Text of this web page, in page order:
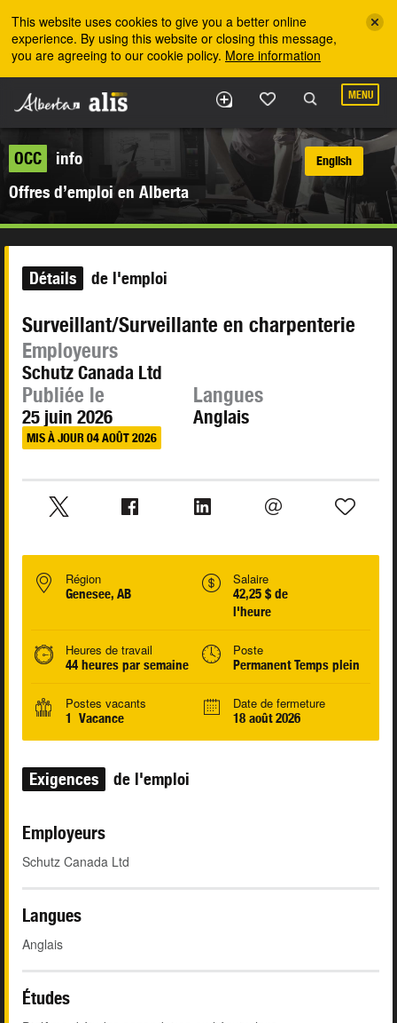
This website uses cookies to give you a better online
experience. By using this website or closing this message,
you are agreeing to our cookie policy. More information
MENU
OCC
info
Offres d’emploi en Alberta
English
Détails de l'emploi
Surveillant/Surveillante en charpenterie
Employeurs
Schutz Canada Ltd
Publiée le
25 juin 2026
MIS À JOUR 04 AOÛT 2026
Langues
Anglais
Région
Genesee, AB
Salaire
42,25 $ de
l'heure
Heures de travail
44 heures par semaine
Poste
Permanent Temps plein
Postes vacants
1 Vacance
Date de fermeture
18 août 2026
Exigences de l'emploi
Employeurs
Schutz Canada Ltd
Langues
Anglais
Études